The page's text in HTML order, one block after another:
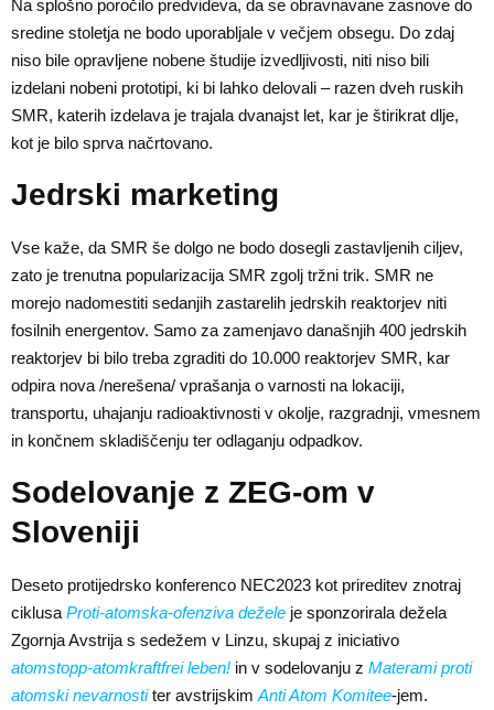
Na splošno poročilo predvideva, da se obravnavane zasnove do
sredine stoletja ne bodo uporabljale v večjem obsegu. Do zdaj
niso bile opravljene nobene študije izvedljivosti, niti niso bili
izdelani nobeni prototipi, ki bi lahko delovali – razen dveh ruskih
SMR, katerih izdelava je trajala dvanajst let, kar je štirikrat dlje,
kot je bilo sprva načrtovano.
Jedrski marketing
Vse kaže, da SMR še dolgo ne bodo dosegli zastavljenih ciljev,
zato je trenutna popularizacija SMR zgolj tržni trik. SMR ne
morejo nadomestiti sedanjih zastarelih jedrskih reaktorjev niti
fosilnih energentov. Samo za zamenjavo današnjih 400 jedrskih
reaktorjev bi bilo treba zgraditi do 10.000 reaktorjev SMR, kar
odpira nova /nerešena/ vprašanja o varnosti na lokaciji,
transportu, uhajanju radioaktivnosti v okolje, razgradnji, vmesnem
in končnem skladiščenju ter odlaganju odpadkov.
Sodelovanje z ZEG-om v
Sloveniji
Deseto protijedrsko konferenco NEC2023 kot prireditev znotraj
ciklusa Proti-atomska-ofenziva dežele je sponzorirala dežela
Zgornja Avstrija s sedežem v Linzu, skupaj z iniciativo
atomstopp-atomkraftfrei leben! in v sodelovanju z Materami proti
atomski nevarnostiter avstrijskim Anti Atom Komitee-jem.